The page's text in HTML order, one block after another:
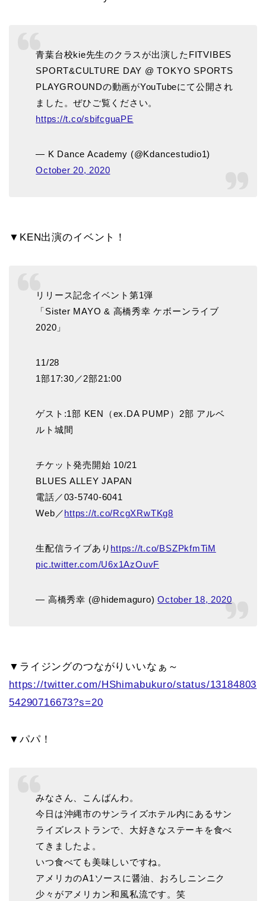
青葉台校kie先生のクラスが出演したFITVIBES
SPORT&CULTURE DAY @ TOKYO SPORTS
PLAYGROUNDの動画がYouTubeにて公開され
ました。ぜひご覧ください。
https://t.co/sbifcguaPE
— K Dance Academy (@Kdancestudio1)
October 20, 2020
▼KEN出演のイベント！
リリース記念イベント第1弾
「Sister MAYO & 高橋秀幸 ケボーンライブ
2020」
11/28
1部17:30／2部21:00
ゲスト:1部 KEN（ex.DA PUMP）2部 アルベ
ルト城間
チケット発売開始 10/21
BLUES ALLEY JAPAN
電話／03-5740-6041
Web／https://t.co/RcgXRwTKg8
生配信ライブあり https://t.co/BSZPkfmTiM
pic.twitter.com/U6x1AzOuvF
— 高橋秀幸 (@hidemaguro)October 18, 2020
▼ライジングのつながりいいなぁ～
https://twitter.com/HShimabukuro/status/13184803
54290716673?s=20
▼パパ！
みなさん、こんばんわ。
今日は沖縄市のサンライズホテル内にあるサン
ライズレストランで、大好きなステーキを食べ
てきましたよ。
いつ食べても美味しいですね。
アメリカのA1ソースに醤油、おろしニンニク
少々がアメリカン和風私流です。笑